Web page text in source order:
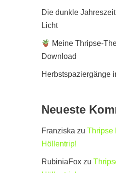
Die dunkle
Licht
Meine Thripse-
Download
Herbstspaziergänge
Neueste
Franziska zu Thripse
Höllentrip!
RubiniaFox zu